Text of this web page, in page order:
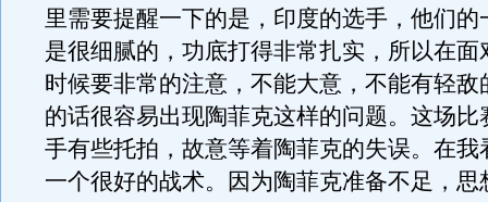
里需要提醒一下的是，印度的选手，他们的
是很细腻的，功底打得非常扎实，所以在面
时候要非常的注意，不能大意，不能有轻敌
的话很容易出现陶菲克这样的问题。这场比
手有些托拍，故意等着陶菲克的失误。在我
一个很好的战术。因为陶菲克准备不足，思